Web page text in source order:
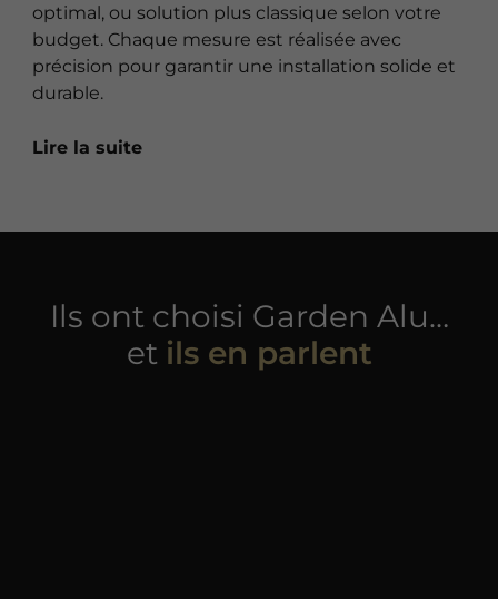
optimal, ou solution plus classique selon votre
budget. Chaque mesure est réalisée avec
précision pour garantir une installation solide et
durable.
Lire la suite
Ils ont choisi Garden Alu…
et ils en parlent